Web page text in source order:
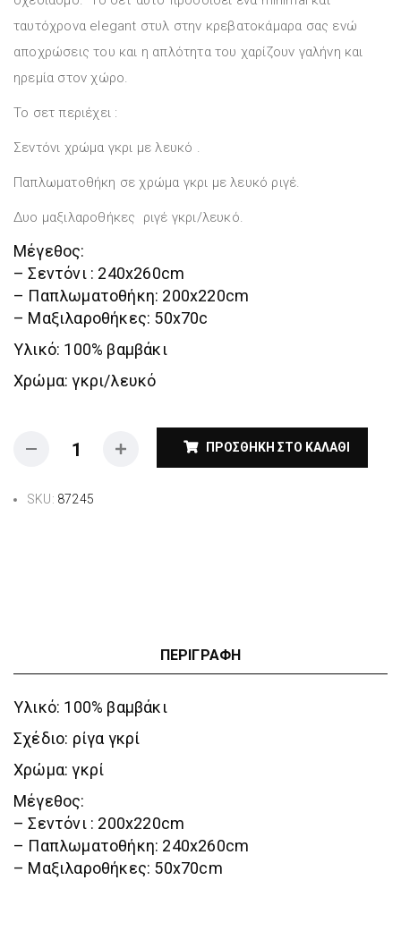
ταυτόχρονα elegant στυλ στην κρεβατοκάμαρα σας ενώ
αποχρώσεις του και η απλότητα του χαρίζουν γαλήνη και
ηρεμία στον χώρο.
Το σετ περιέχει :
Σεντόνι χρώμα γκρι με λευκό .
Παπλωματοθήκη σε χρώμα γκρι με λευκό ριγέ.
Δυο μαξιλαροθήκες ριγέ γκρι/λευκό.
Μέγεθος:
– Σεντόνι : 240x260cm
– Παπλωματοθήκη: 200x220cm
– Μαξιλαροθήκες: 50x70c
Υλικό: 100% βαμβάκι
Χρώμα: γκρι/λευκό
ΠΡΟΣΘΉΚΗ ΣΤΟ ΚΑΛΆΘΙ
SKU: 87245
ΠΕΡΙΓΡΑΦΉ
Υλικό: 100% βαμβάκι
Σχέδιο: ρίγα γκρί
Χρώμα: γκρί
Μέγεθος:
– Σεντόνι : 200x220cm
– Παπλωματοθήκη: 240x260cm
– Μαξιλαροθήκες: 50x70cm